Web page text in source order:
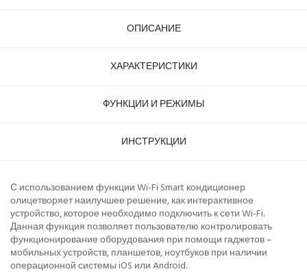
ОПИСАНИЕ
ХАРАКТЕРИСТИКИ
ФУНКЦИИ И РЕЖИМЫ
ИНСТРУКЦИИ
С использованием функции Wi-Fi Smart кондиционер
олицетворяет наилучшее решение, как интерактивное
устройство, которое необходимо подключить к сети Wi-Fi.
Данная функция позволяет пользователю контролировать
функционирование оборудования при помощи гаджетов –
мобильных устройств, планшетов, ноутбуков при наличии
операционной системы iOS или Android.